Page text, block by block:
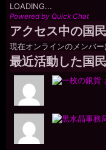
LOADING...
Powered by Quick Chat
アクセス中の国民
現在オンラインのメンバー
最近活動した国民